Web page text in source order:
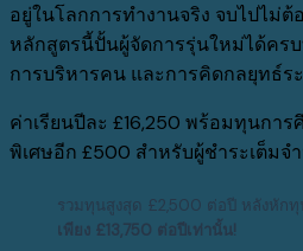
อยู่ในโลกการทำงานจริง จบไปไม่ต้
หลักสูตรนี้ปั้นผู้จัดการรุ่นใหม่ได้คร
การบริหารคน และการคิดกลยุทธ์ร
ค่าเรียนปีละ £16,250 พร้อมทุนการ
พิเศษอีก £500 สำหรับผู้ชำระเต็มจ
รวมทุนสูงสุด £2,500 ต่อปี หลังหักทุ
เพียง £13,750 ต่อปีเท่านั้น!